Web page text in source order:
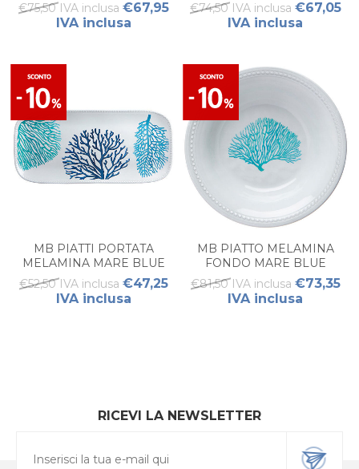
€75,50 IVA inclusa €67,95
IVA inclusa
€74,50 IVA inclusa €67,05
IVA inclusa
MB PIATTI PORTATA
MELAMINA MARE BLUE
€52,50 IVA inclusa €47,25
IVA inclusa
MB PIATTO MELAMINA
FONDO MARE BLUE
€81,50 IVA inclusa €73,35
IVA inclusa
RICEVI LA NEWSLETTER